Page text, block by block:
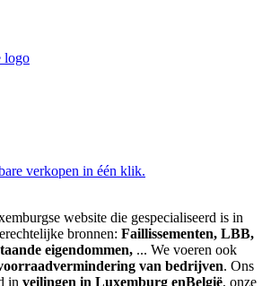
website die gespecialiseerd is in
bronnen: Faillissementen, LBB,
eigendommen, ... We voeren ook
van bedrijven. Ons
in veilingen in Luxemburg enBelgië, onze